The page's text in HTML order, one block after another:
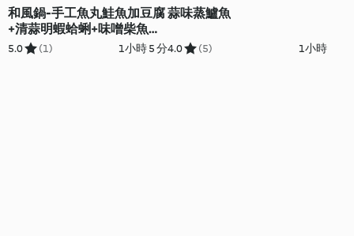
和風鍋-手工魚丸鮭魚加豆腐
+清蒜明蝦蛤蜊+味噌柴魚昆
布粥
5.0 (1) 1小時 5 分
蒜味蒸鱸魚
4.0 (5) 1小時